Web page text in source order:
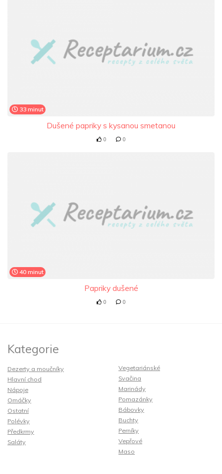
33 minut
Dušené papriky s kysanou smetanou
0 0
40 minut
Papriky dušené
0 0
Kategorie
Dezerty a moučníky
Hlavní chod
Nápoje
Omáčky
Ostatní
Polévky
Předkrmy
Saláty
Vegetariánské
Svačina
Marinády
Pomazánky
Bábovky
Buchty
Perníky
Vepřové
Maso